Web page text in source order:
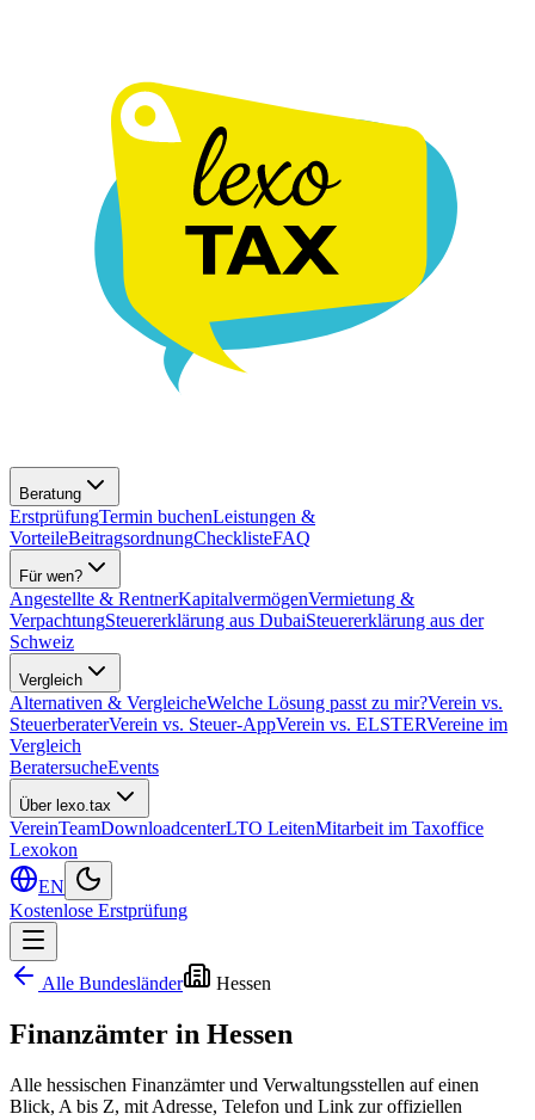
Beratung
ErstprüfungTermin buchenLeistungen &
VorteileBeitragsordnungChecklisteFAQ
Für wen?
Angestellte & RentnerKapitalvermögenVermietung &
VerpachtungSteuererklärung aus DubaiSteuererklärung aus der
Schweiz
Vergleich
Alternativen & VergleicheWelche Lösung passt zu mir?Verein vs.
SteuerberaterVerein vs. Steuer-AppVerein vs. ELSTERVereine im
Vergleich
BeratersucheEvents
Über lexo.tax
VereinTeamDownloadcenterLTO LeitenMitarbeit im Taxoffice
Lexokon
EN
Kostenlose Erstprüfung
Alle Bundesländer Hessen
Finanzämter in Hessen
Alle hessischen Finanzämter und Verwaltungsstellen auf einen
Blick, A bis Z, mit Adresse, Telefon und Link zur offiziellen